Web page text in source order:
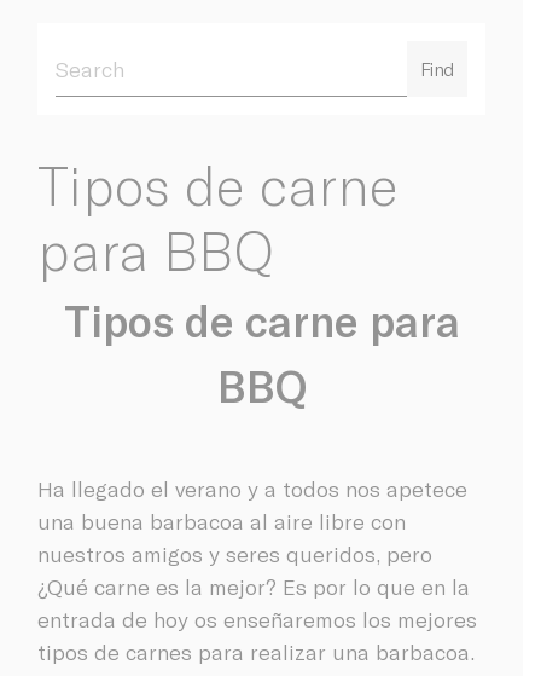
Find
Tipos de carne
para BBQ
Tipos de carne para
BBQ
Ha llegado el verano y a todos nos apetece
una buena barbacoa al aire libre con
nuestros amigos y seres queridos, pero
¿Qué carne es la mejor? Es por lo que en la
entrada de hoy os enseñaremos los mejores
tipos de carnes para realizar una barbacoa.